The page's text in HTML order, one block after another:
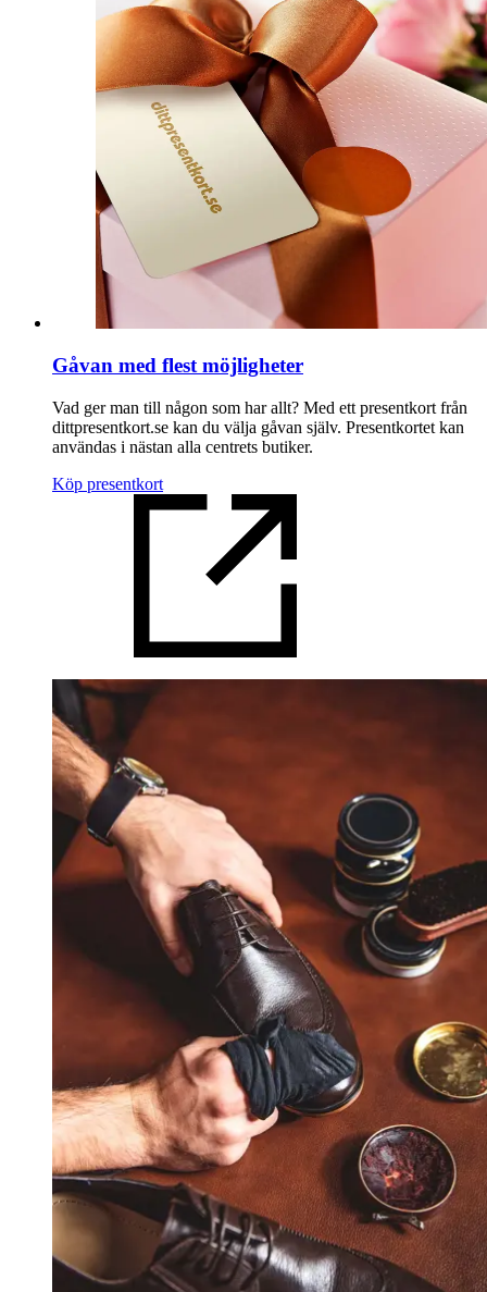
Gåvan med flest möjligheter
Vad ger man till någon som har allt? Med ett presentkort från
dittpresentkort.se kan du välja gåvan själv. Presentkortet kan
användas i nästan alla centrets butiker.
Köp presentkort